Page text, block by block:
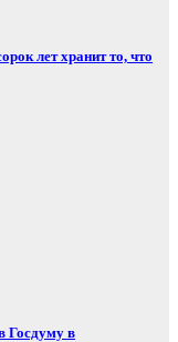
лет хранит то, что
Госдуму в